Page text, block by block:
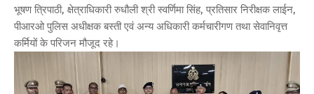
भूषण त्रिपाठी, क्षेत्राधिकारी रुधौली श्री स्वर्णिमा सिंह, प्रतिसार निरीक्षक लाईन,
पीआरओ पुलिस अधीक्षक बस्ती एवं अन्य अधिकारी कर्मचारीगण तथा सेवानिवृत्त
कर्मियों के परिजन मौजूद रहे।